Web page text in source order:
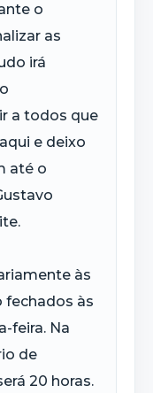
o
as
irá
a todos que
e deixo
até o
às
fechados às
feira. Na
de
20 horas.